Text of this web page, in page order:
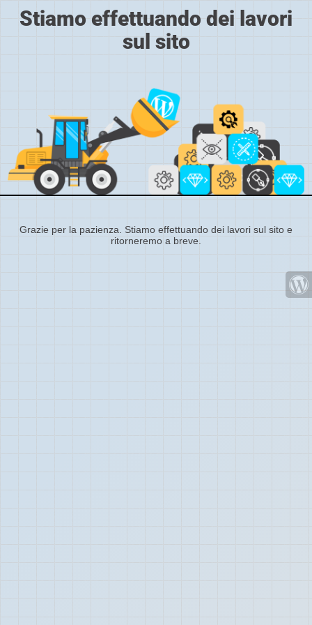
Stiamo effettuando dei lavori
sul sito
Grazie per la pazienza. Stiamo effettuando dei lavori sul sito e
ritorneremo a breve.